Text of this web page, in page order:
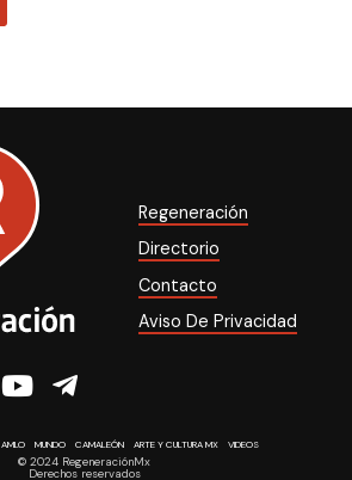
Regeneración
Directorio
Contacto
Aviso De Privacidad
AMLO MUNDO CAMALEÓN ARTE Y CULTURA MX VIDEOS
© 2024 RegeneraciónMx
Derechos reservados